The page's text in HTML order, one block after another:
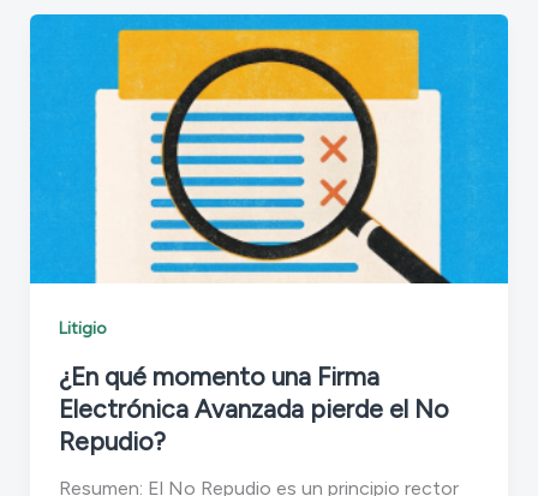
Litigio
¿En qué momento una Firma
Electrónica Avanzada pierde el No
Repudio?
Resumen: El No Repudio es un principio rector